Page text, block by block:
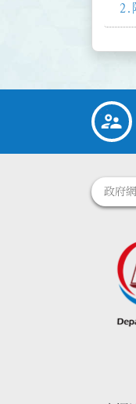
:::
政府